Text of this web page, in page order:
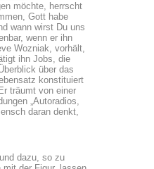
möchte, herrscht
Gott habe
wann wirst Du uns
wenn er ihn
Wozniak, vorhält,
ihn Jobs, die
über das
konstituiert
träumt von einer
„Autoradios,
daran denkt,
dazu, so zu